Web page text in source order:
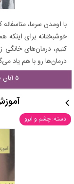
با اومدن سرما،
خوشبختانه برای اینکه
کنیم، درمان‌های
درمان‌ها رو با هم یاد
۵ آبان ۱۳۹۵ - ۲۱:۳۲
دسته: چشم و ابرو